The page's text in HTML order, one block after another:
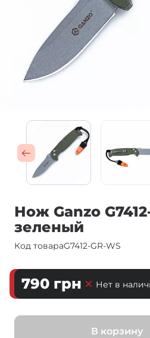
Нож Ganzo
зеленый
Код товараG7412-GR-WS
790 грн Нет в
В корзину